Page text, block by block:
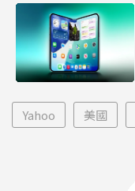
Yahoo 美國